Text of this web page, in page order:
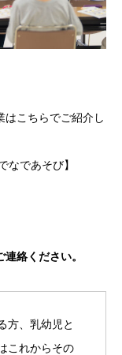
こちらでご紹介し
なであそび】
絡ください。
方、乳幼児と
これからその